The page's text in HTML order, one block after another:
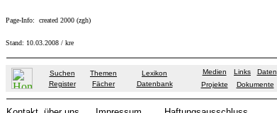
Page-Info: created 2000 (zgh)
Stand: 10.03.2008 / kre
Suchen Themen
Lexikon
Register
Fächer Datenbank
Medien Links
Daten
Projekte
Dokumente